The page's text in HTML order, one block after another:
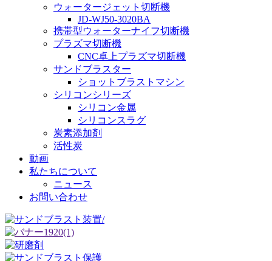
ウォータージェット切断機
JD-WJ50-3020BA
携帯型ウォーターナイフ切断機
プラズマ切断機
CNC卓上プラズマ切断機
サンドブラスター
ショットブラストマシン
シリコンシリーズ
シリコン金属
シリコンスラグ
炭素添加剤
活性炭
動画
私たちについて
ニュース
お問い合わせ